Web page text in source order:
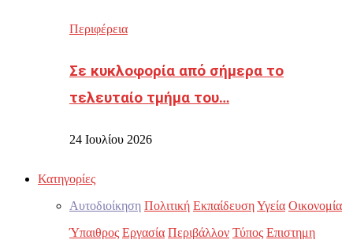
Περιφέρεια
Σε κυκλοφορία από σήμερα το
τελευταίο τμήμα του…
24 Ιουλίου 2026
Κατηγορίες
Αυτοδιοίκηση Πολιτική ΕκπαίδευσηΥγεία Οικονομία
Ύπαιθρος Εργασία Περιβάλλον Τύπος Επιστημη